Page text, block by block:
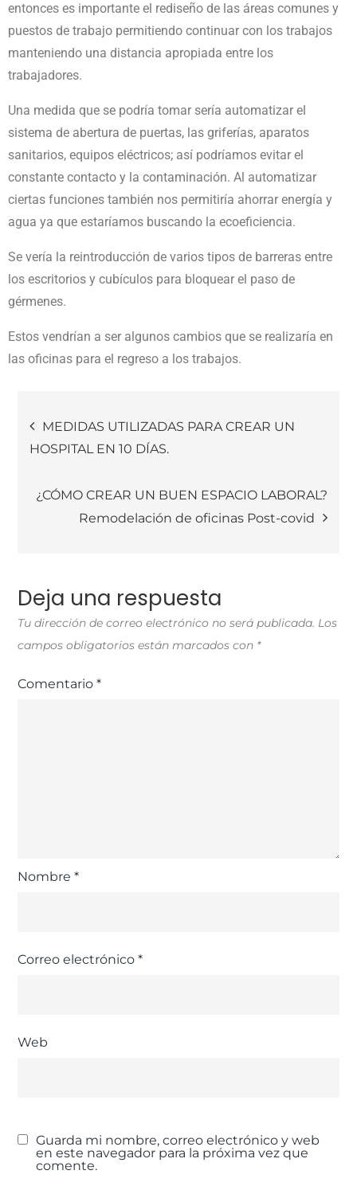
entonces es importante el rediseño de las áreas comunes y
puestos de trabajo permitiendo continuar con los trabajos
manteniendo una distancia apropiada entre los
trabajadores.
Una medida que se podría tomar sería automatizar el
sistema de abertura de puertas, las griferías, aparatos
sanitarios, equipos eléctricos; así podríamos evitar el
constante contacto y la contaminación. Al automatizar
ciertas funciones también nos permitiría ahorrar energía y
agua ya que estaríamos buscando la ecoeficiencia.
Se vería la reintroducción de varios tipos de barreras entre
los escritorios y cubículos para bloquear el paso de
gérmenes.
Estos vendrían a ser algunos cambios que se realizaría en
las oficinas para el regreso a los trabajos.
MEDIDAS UTILIZADAS PARA CREAR UN
HOSPITAL EN 10 DÍAS.
¿CÓMO CREAR UN BUEN ESPACIO LABORAL?
Remodelación de oficinas Post-covid
Deja una respuesta
Tu dirección de correo electrónico no será publicada. Los
campos obligatorios están marcados con *
Comentario*
Nombre*
Correo electrónico*
Web
Guarda mi nombre, correo electrónico y web
en este navegador para la próxima vez que
comente.